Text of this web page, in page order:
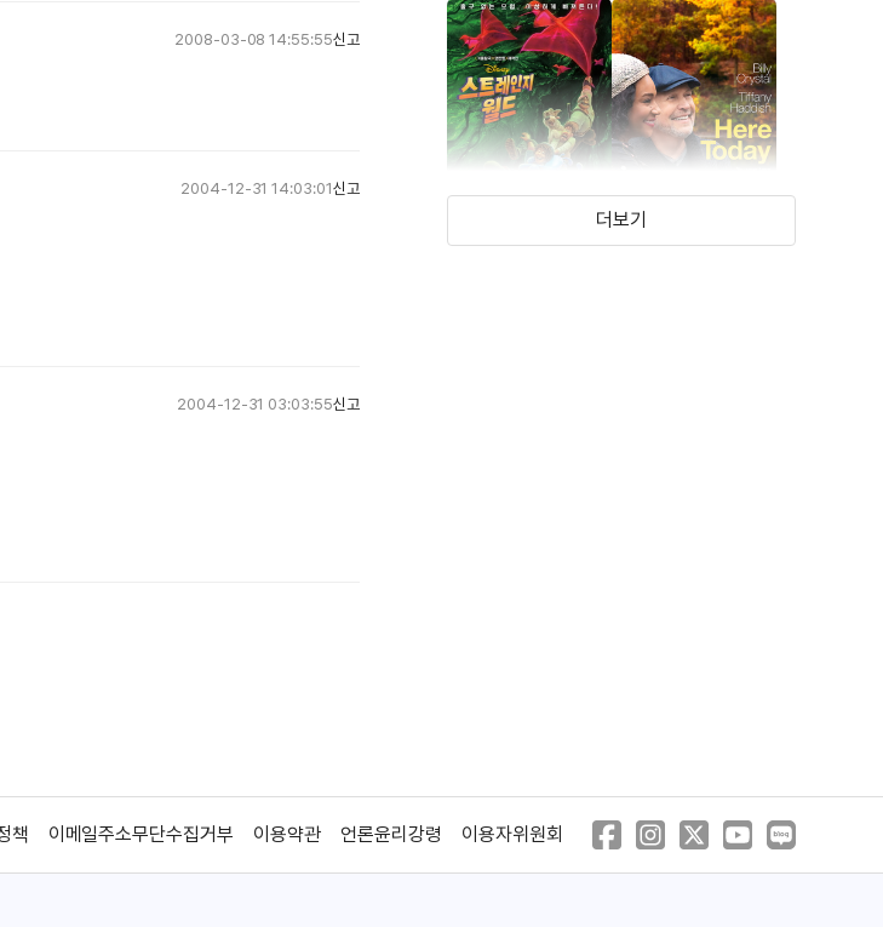
2008-03-08 14:55:55신고
2004-12-31 14:03:01신고
릭 매너.
의 호러스릴러들과 매우 유사하게
대한 댓가를 치루는 공포로 변하게 될
보여줄거라 짐작하기에 충분한듯 보이게
를 기대하는 것만큼이나 부질없는 짓일듯
2004-12-31 03:03:55신고
은 그저 안락한 전원 생활정도에 불과했을
더보기
책 이메일주소무단수집거부 이용약관 언론윤리강령 이용자위원회